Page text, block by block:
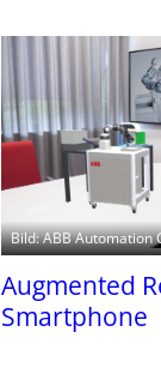
Bild: ABB Automation
Augmented
Smartphone